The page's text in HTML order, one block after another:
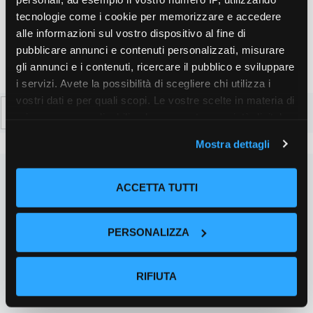
tecnologie come i cookie per memorizzare e accedere
alle informazioni sul vostro dispositivo al fine di
pubblicare annunci e contenuti personalizzati, misurare
gli annunci e i contenuti, ricercare il pubblico e sviluppare
i servizi. Avete la possibilità di scegliere chi utilizza i
vostri dati e per quali scopi. Le vostre scelte in materia di
modificare o revocare il proprio consenso in qualsiasi
momento dalla Dichiarazione sui cookie o facendo clic
sull'icona di attivazione della privacy.
Con il tuo consenso, vorremmo anche:
raccogliere informazioni sulla tua posizione
geografica, con un'approssimazione di qualche
Mostra dettagli
ACCETTA TUTTI
PERSONALIZZA
RIFIUTA
Ricerca